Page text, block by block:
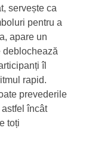
servește ca
pentru a
apare un
deblochează
îl
rapid.
prevederile
încât
toți